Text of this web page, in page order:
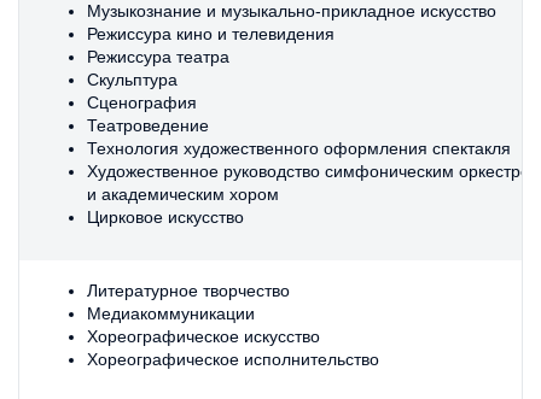
Музыкознание и музыкально-прикладное искусство
Режиссура кино и телевидения
Режиссура театра
Скульптура
Сценография
Театроведение
Технология художественного оформления спектакля
Художественное руководство симфоническим оркестром
и академическим хором
Цирковое искусство
Литературное творчество
Медиакоммуникации
Хореографическое искусство
Хореографическое исполнительство